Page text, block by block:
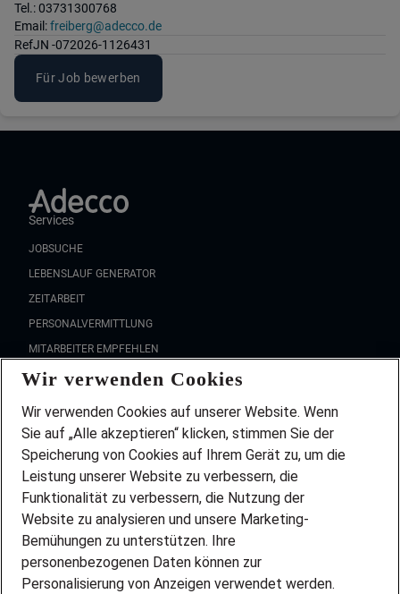
Tel.: 03731300768
Email:freiberg@adecco.de
RefJN -072026-1126431
Für Job bewerben
Services
JOBSUCHE
LEBENSLAUF GENERATOR
ZEITARBEIT
PERSONALVERMITTLUNG
MITARBEITER EMPFEHLEN
FAQ
Wir stellen ein!
DEINE BERUFSGRUPPE
DEINE LEBENSSITUATION
PARTNERSHIP WITH AIRBUS
INITIATIV BEWERBEN
ÜBER UNS
STANDORTE
Wir verwenden Cookies
Wir verwenden Cookies auf unserer Website. Wenn
Sie auf „Alle akzeptieren“ klicken, stimmen Sie der
Speicherung von Cookies auf Ihrem Gerät zu, um die
Leistung unserer Website zu verbessern, die
Funktionalität zu verbessern, die Nutzung der
Website zu analysieren und unsere Marketing-
Bemühungen zu unterstützen. Ihre
personenbezogenen Daten können zur
Personalisierung von Anzeigen verwendet werden.